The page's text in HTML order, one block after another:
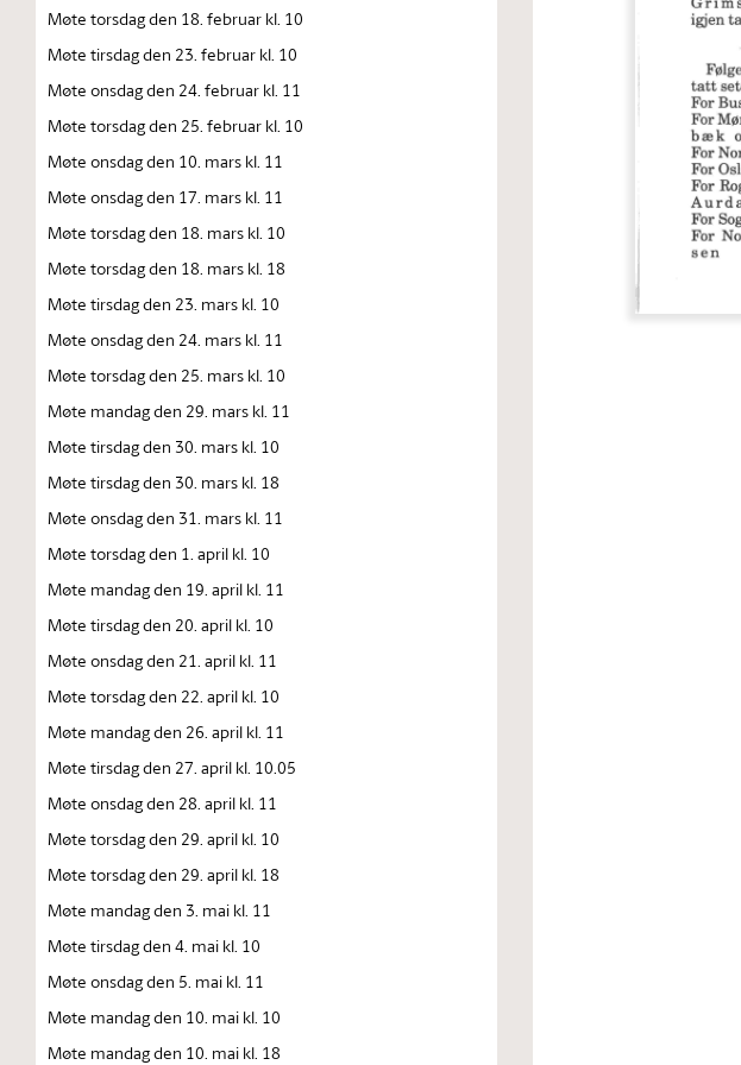
Møte torsdag den 18. februar kl. 10
Møte tirsdag den 23. februar kl. 10
Møte onsdag den 24. februar kl. 11
Møte torsdag den 25. februar kl. 10
Møte onsdag den 10. mars kl. 11
Møte onsdag den 17. mars kl. 11
Møte torsdag den 18. mars kl. 10
Møte torsdag den 18. mars kl. 18
Møte tirsdag den 23. mars kl. 10
Møte onsdag den 24. mars kl. 11
Møte torsdag den 25. mars kl. 10
Møte mandag den 29. mars kl. 11
Møte tirsdag den 30. mars kl. 10
Møte tirsdag den 30. mars kl. 18
Møte onsdag den 31. mars kl. 11
Møte torsdag den 1. april kl. 10
Møte mandag den 19. april kl. 11
Møte tirsdag den 20. april kl. 10
Møte onsdag den 21. april kl. 11
Møte torsdag den 22. april kl. 10
Møte mandag den 26. april kl. 11
Møte tirsdag den 27. april kl. 10.05
Møte onsdag den 28. april kl. 11
Møte torsdag den 29. april kl. 10
Møte torsdag den 29. april kl. 18
Møte mandag den 3. mai kl. 11
Møte tirsdag den 4. mai kl. 10
Møte onsdag den 5. mai kl. 11
Møte mandag den 10. mai kl. 10
Møte mandag den 10. mai kl. 18